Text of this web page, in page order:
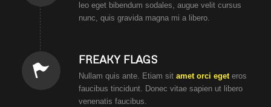
leo eget bibendum sodales, augue velit cursus
nunc, quis gravida magna mi a libero.
FREAKY FLAGS
Nullam quis ante. Etiam sit amet orci egeteros
faucibus tincidunt. Donec vitae sapien ut libero
venenatis faucibus.